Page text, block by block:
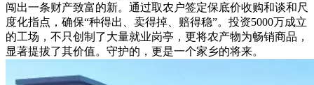
闯出一条财产致富的新。通过取农户签定保底价收购和谈和尺
度化指点，确保“种得出、卖得掉、赔得稳”。投资5000万成立
的工场，不只创制了大量就业岗亭，更将农产物为畅销商品，
显著提拔了其价值。守护的，更是一个家乡的将来。